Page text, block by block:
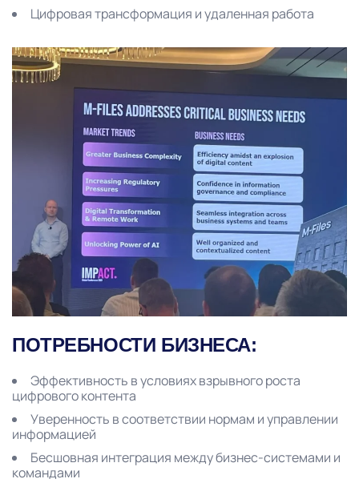
Цифровая трансформация и удаленная работа
ПОТРЕБНОСТИ БИЗНЕСА:
Эффективность в условиях взрывного роста
цифрового контента
Уверенность в соответствии нормам и управлении
информацией
Бесшовная интеграция между бизнес-системами и
командами